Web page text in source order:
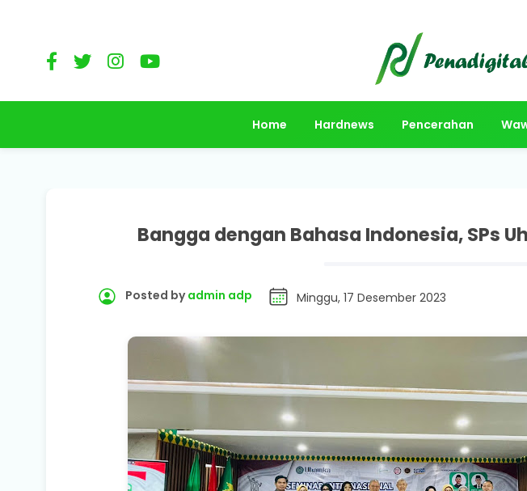
Home Hardnews Pencerahan
Bangga dengan Bahasa Indonesia, SPs
Posted byadmin adp Minggu, 17 Desember 2023